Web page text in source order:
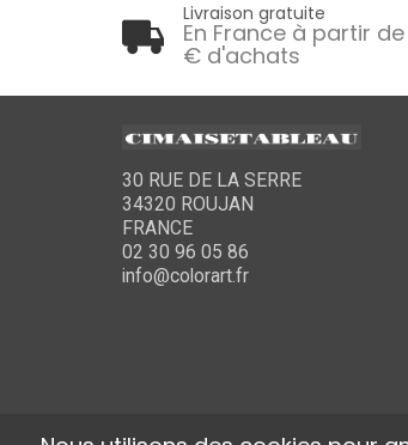
Livraison gratuite
En France à partir de
€ d'achats
30 RUE DE LA SERRE
34320 ROUJAN
FRANCE
02 30 96 05 86
info@colorart.fr